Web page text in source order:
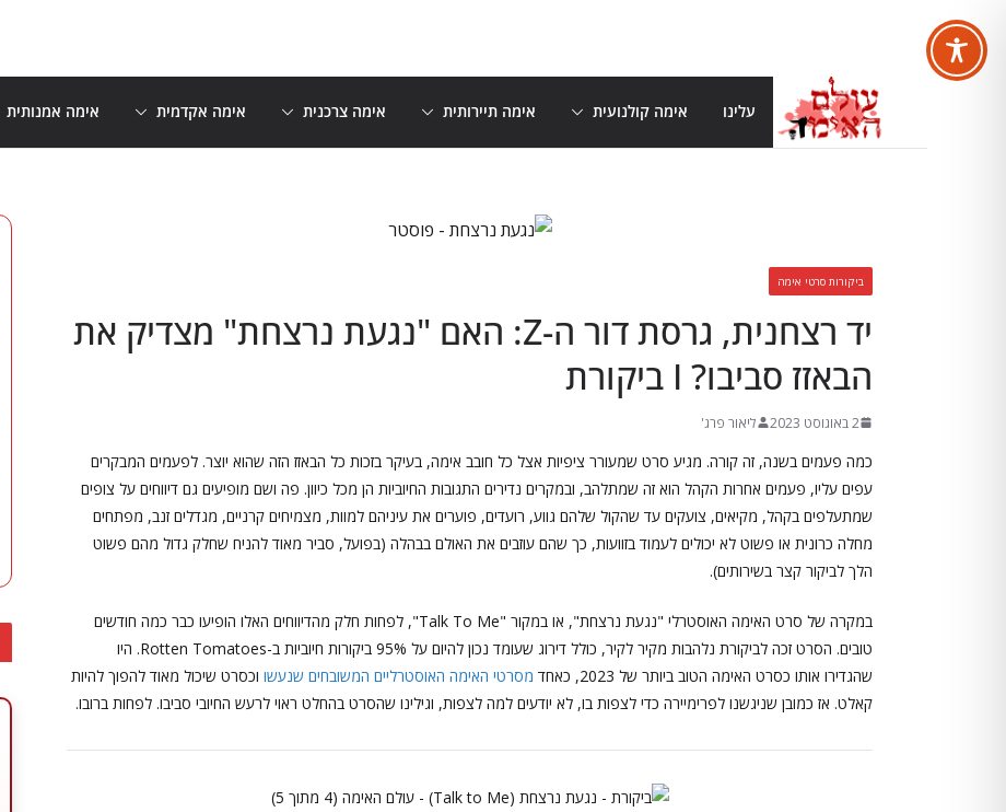
to
content
עלינו אימה קולנועית אימה תיירותית אימה צרכנית אימה אקדמית אימה אמנותית
ביקורות סרטי אימה
יד רצחנית, גרסת דור ה-Z: האם "נגעת נרצחת" מצדיק את
הבאזז סביבו? I ביקורת
2 באוגוסט 2023 ליאור פרג'
כמה פעמים בשנה, זה קורה. מגיע סרט שמעורר ציפיות אצל כל חובב אימה, בעיקר בזכות כל הבאזז הזה שהוא יוצר. לפעמים המבקרים
עפים עליו, פעמים אחרות הקהל הוא זה שמתלהב, ובמקרים נדירים התגובות החיוביות הן מכל כיוון. פה ושם מופיעים גם דיווחים על צופים
שמתעלפים בקהל, מקיאים, צועקים עד שהקול שלהם גווע, רועדים, פוערים את עיניהם למוות, מצמיחים קרניים, מגדלים זנב, מפתחים
מחלה כרונית או פשוט לא יכולים לעמוד בזוועות, כך שהם עוזבים את האולם בבהלה (בפועל, סביר מאוד להניח שחלק גדול מהם פשוט
הלך לביקור קצר בשירותים).
במקרה של סרט האימה האוסטרלי "נגעת נרצחת", או במקור "Talk To Me", לפחות חלק מהדיווחים האלו הופיעו כבר כמה חודשים
טובים. הסרט זכה לביקורת נלהבות מקיר לקיר, כולל דירוג שעומד נכון להיום על 95% ביקורות חיוביות ב-Rotten Tomatoes. היו
שהגדירו אותו כסרט האימה הטוב ביותר של 2023, כאחד
מסרטי האימה האוסטרליים המשובחים שנעשו וכסרט שיכול מאוד להפוך להיות
קאלט. אז כמובן שניגשנו לפרימיירה כדי לצפות בו, לא יודעים למה לצפות, וגילינו שהסרט בהחלט ראוי לרעש החיובי סביבו. לפחות ברובו.